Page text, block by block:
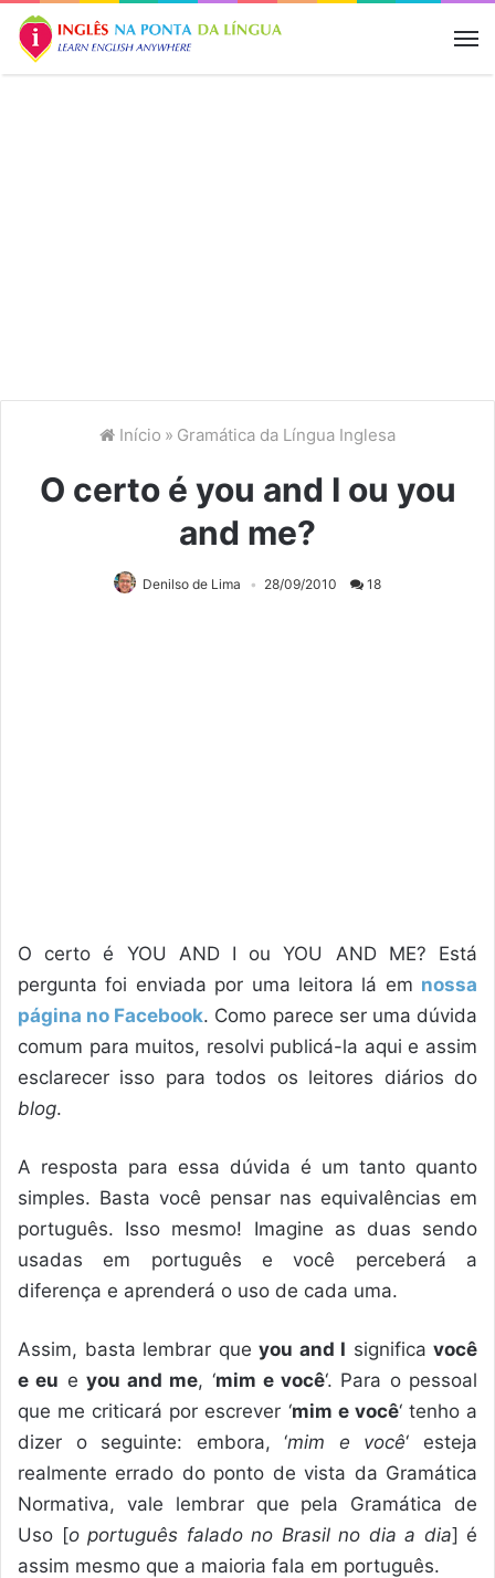
Início » Gramática da Língua Inglesa
O certo é you and I ou you
and me?
Denilso de Lima 28/09/2010 18
O certo é YOU AND I ou YOU AND ME? Está
pergunta foi enviada por uma leitora lá em nossa
página no Facebook. Como parece ser uma dúvida
comum para muitos, resolvi publicá-la aqui e assim
esclarecer isso para todos os leitores diários do
blog.
A resposta para essa dúvida é um tanto quanto
simples. Basta você pensar nas equivalências em
português. Isso mesmo! Imagine as duas sendo
usadas em português e você perceberá a
diferença e aprenderá o uso de cada uma.
Assim, basta lembrar que you and I significa você
e eu e you and me, ‘mim e você‘. Para o pessoal
que me criticará por escrever ‘mim e você‘ tenho a
dizer o seguinte: embora, ‘mim e você‘ esteja
realmente errado do ponto de vista da Gramática
Normativa, vale lembrar que pela Gramática de
Uso [o português falado no Brasil no dia a dia] é
assim mesmo que a maioria fala em português.